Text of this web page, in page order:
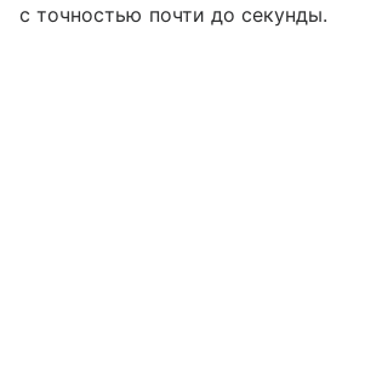
с точностью почти до секунды.